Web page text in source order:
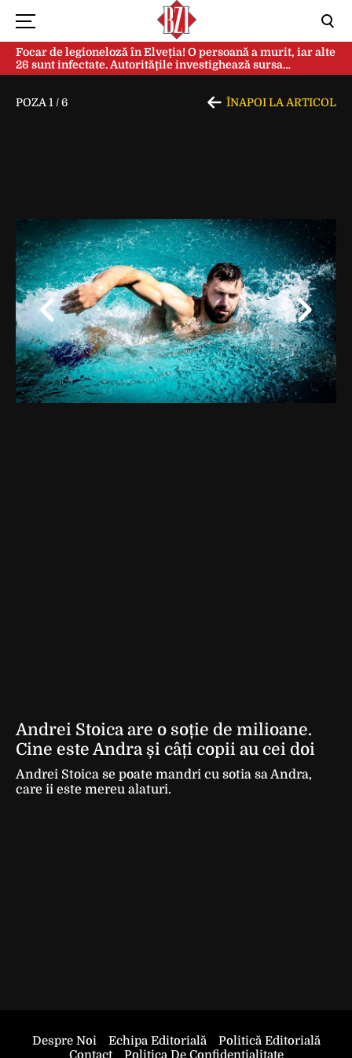
Focar de legioneloză în Elveția! O persoană a murit, iar alte
26 sunt infectate. Autoritățile investighează sursa
contaminării
POZA 1 /6 ÎNAPOI LA ARTICOL
Andrei Stoica are o soție de milioane.
Cine este Andra și câți copii au cei doi
Andrei Stoica se poate mandri cu sotia sa Andra,
care ii este mereu alaturi.
Despre Noi Echipa Editorială
Politică Editorială
Contact
Politica De Confidentialitate